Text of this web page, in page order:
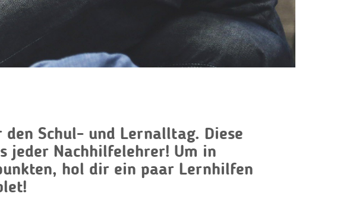
den Schul- und Lernalltag. Diese
jeder Nachhilfelehrer! Um in
hol dir ein paar Lernhilfen